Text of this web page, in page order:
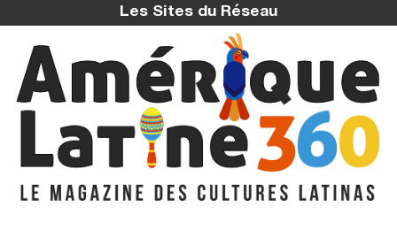
Les Sites du Réseau